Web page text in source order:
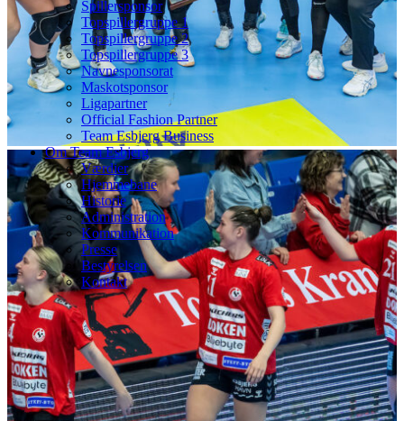
Spillersponsor
Topspillergruppe 1
Topspillergruppe 2
Topspillergruppe 3
Navnesponsorat
Maskotsponsor
Ligapartner
Official Fashion Partner
Team Esbjerg Business
Om Team Esbjerg
Værdier
Hjemmebane
Historie
Administration
Kommunikation
Presse
Bestyrelsen
Kontakt